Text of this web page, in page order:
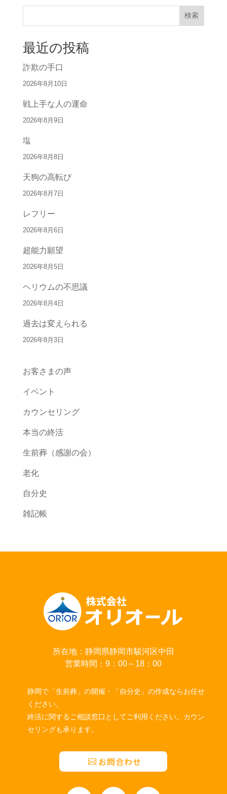
検索
最近の投稿
詐欺の手口
2026年8月10日
戦上手な人の運命
2026年8月9日
塩
2026年8月8日
天狗の高転び
2026年8月7日
レフリー
2026年8月6日
超能力願望
2026年8月5日
ヘリウムの不思議
2026年8月4日
過去は変えられる
2026年8月3日
お客さまの声
イベント
カウンセリング
本当の終活
生前葬（感謝の会）
老化
自分史
雑記帳
所在地：静岡県静岡市駿河区中田
営業時間：9：00～18：00
静岡で「生前葬」の開催・「自分史」の作成ならお任せ
ください。
終活に関するご相談窓口としてご利用ください。カウン
セリングも承ります。
お問合わせ